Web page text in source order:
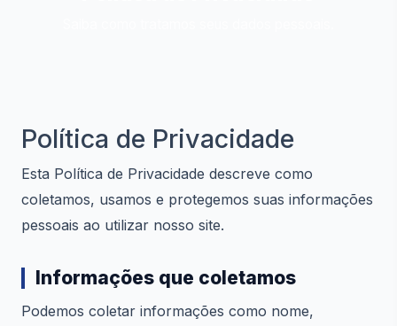
Política de Privacidade
Esta Política de Privacidade descreve como
coletamos, usamos e protegemos suas informações
pessoais ao utilizar nosso site.
Informações que coletamos
Podemos coletar informações como nome,